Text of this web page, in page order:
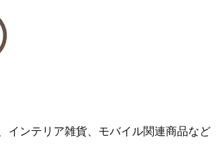
インテリア雑貨、モバイル関連商品など